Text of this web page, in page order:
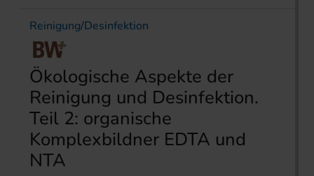
Reinigung/Desinfektion
Ökologische Aspekte der
Reinigung und Desinfektion.
Teil 2: organische
Komplexbildner EDTA und
NTA